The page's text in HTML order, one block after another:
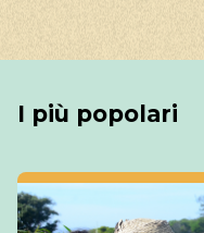
I più popolari